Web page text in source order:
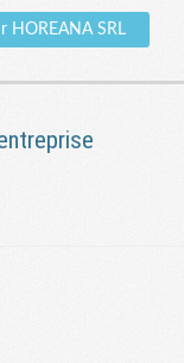
HOREANA SRL